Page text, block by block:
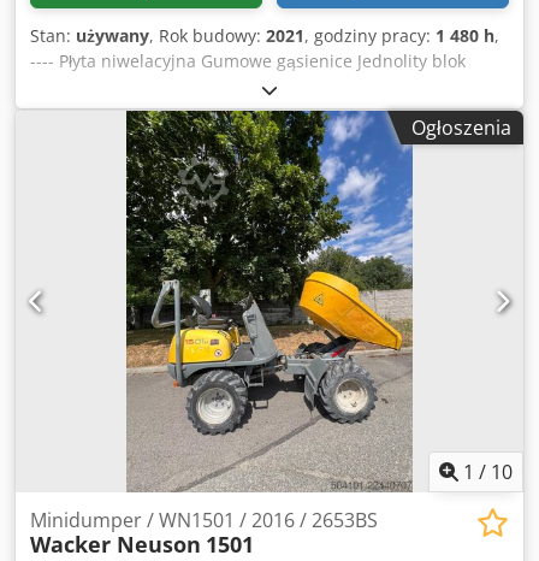
Stan: używany, Rok budowy: 2021, godziny pracy: 1 480 h,
---- Płyta niwelacyjna Gumowe gąsienice Jednolity blok
Radio Klimatyzacja 3. obwód sterowania W zestawie:
mechanizm pochylania łyżki HS03 Lokalizacja: Würzburg
Dsdszr Tt Sepfx Afajkr
Ogłoszenia
1 / 10
Minidumper / WN1501 / 2016 / 2653BS
Wacker Neuson 1501